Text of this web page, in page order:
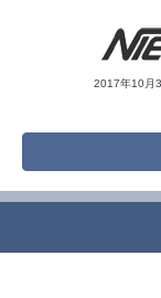
2017年10月